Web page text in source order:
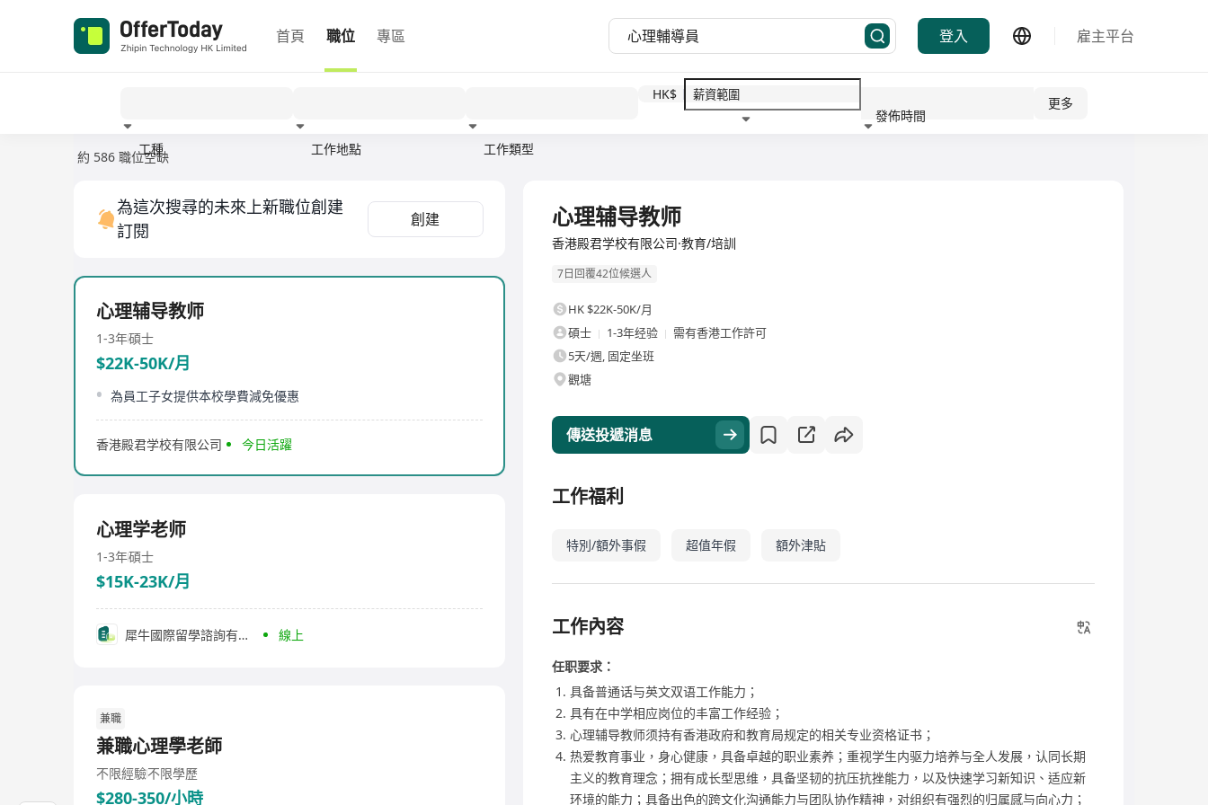
首頁 職位 專區 登入 雇主平台
工種 工作地點 工作類型
HK$
發佈時間
更多
約 586 職位空缺
為這次搜尋的未來上新職位創建
訂閱
創建
心理辅导教师
1-3年碩士
$22K-50K/月
為員工子女提供本校學費減免優惠
香港殿君学校有限公司 今日活躍
心理学老师
1-3年碩士
$15K-23K/月
犀牛國際留學諮詢有限公司 線上
兼職
兼職心理學老師
不限經驗不限學歷
$280-350/小時
心理辅导教师
香港殿君学校有限公司·教育/培訓
7日回覆42位候選人
HK $22K-50K/月
碩士
1-3年经验
需有香港工作許可
5天/週, 固定坐班
觀塘
傳送投遞消息
工作福利
特別/額外事假 超值年假 額外津貼
工作內容
任职要求：
具备普通话与英文双语工作能力；
具有在中学相应岗位的丰富工作经验；
心理辅导教师须持有香港政府和教育局规定的相关专业资格证书；
热爱教育事业，身心健康，具备卓越的职业素养；重视学生内驱力培养与全人发展，认同长期
主义的教育理念；拥有成长型思维，具备坚韧的抗压抗挫能力，以及快速学习新知识、适应新
环境的能力；具备出色的跨文化沟通能力与团队协作精神，对组织有强烈的归属感与向心力；